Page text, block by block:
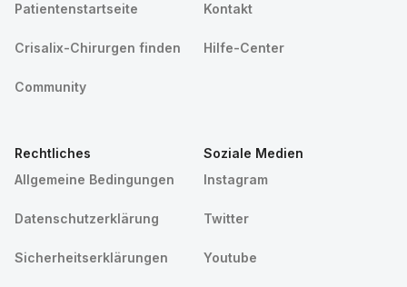
Patientenstartseite
Crisalix-Chirurgen finden
Community
Kontakt
Hilfe-Center
Rechtliches
Allgemeine Bedingungen
Datenschutzerklärung
Sicherheitserklärungen
Soziale Medien
Instagram
Twitter
Youtube